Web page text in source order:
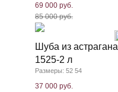
69 000 руб.
85 000 руб.
Шуба из астрагана
1525-2 л
Размеры: 52 54
37 000 руб.